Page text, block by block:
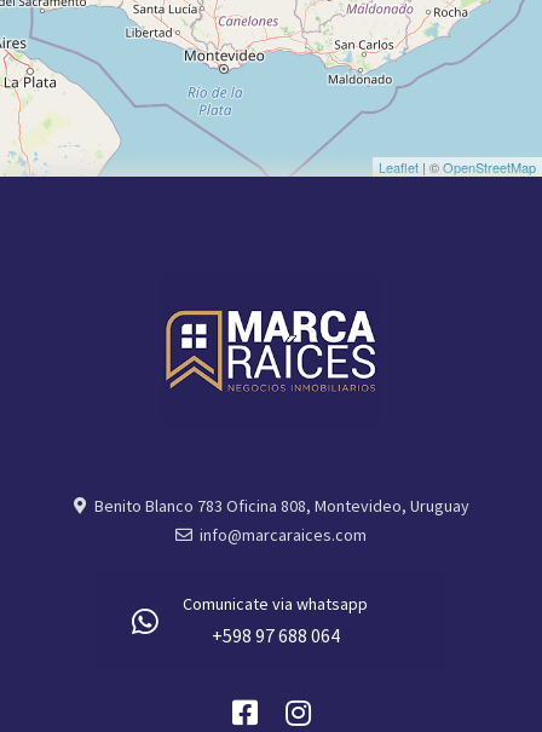
Leaflet | ©OpenStreetMap
Benito Blanco 783 Oficina 808, Montevideo, Uruguay
info@marcaraices.com
Comunicate via whatsapp
+598 97 688 064